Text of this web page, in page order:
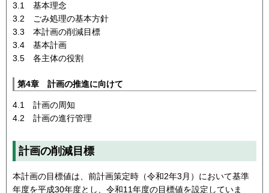
3.1 基本理念
3.2 ごみ処理の基本方針
3.3 本計画の削減目標
3.4 基本計画
3.5 各主体の役割
第4章 計画の推進に向けて
4.1 計画の周知
4.2 計画の進行管理
計画の削減目標
本計画の目標値は、前計画策定時（令和2年3月）において基準
年度を平成30年度とし、令和11年度の目標値を設定していま